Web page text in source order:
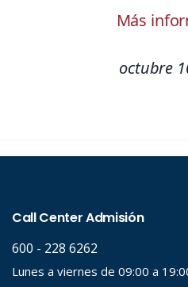
Más
octubre